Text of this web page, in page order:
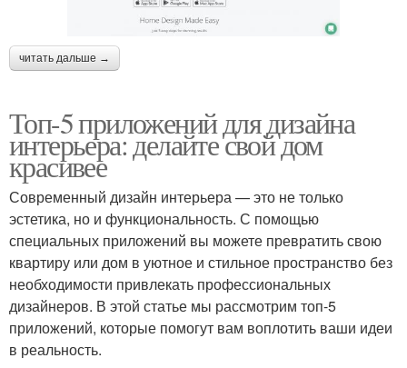
читать дальше →
Топ-5 приложений для дизайна
интерьера: делайте свой дом
красивее
Современный дизайн интерьера — это не только
эстетика, но и функциональность. С помощью
специальных приложений вы можете превратить свою
квартиру или дом в уютное и стильное пространство без
необходимости привлекать профессиональных
дизайнеров. В этой статье мы рассмотрим топ-5
приложений, которые помогут вам воплотить ваши идеи
в реальность.